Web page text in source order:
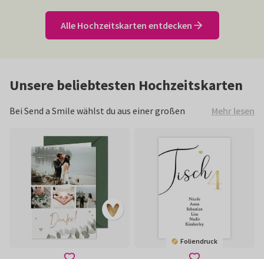
Alle Hochzeitskarten entdecken
Unsere beliebtesten Hochzeitskarten
Bei Send a Smile wählst du aus einer großen
kann die Entscheidung schon mal etwas
schwerfallen. Schaue dir die Designs an, die bei
anderen Paaren am beliebtesten sind, und finde
die perfekte Karte für deinen besonderen Anlass.
Mehr lesen
Foliendruck